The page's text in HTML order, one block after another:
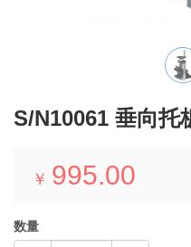
S/N10061 垂向托
￥ 995.00
数量